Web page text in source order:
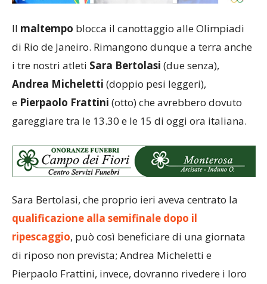
Il maltempo blocca il canottaggio alle Olimpiadi
di Rio de Janeiro. Rimangono dunque a terra anche
i tre nostri atleti Sara Bertolasi (due senza),
Andrea Micheletti (doppio pesi leggeri),
e Pierpaolo Frattini (otto) che avrebbero dovuto
gareggiare tra le 13.30 e le 15 di oggi ora italiana.
Sara Bertolasi, che proprio ieri aveva centrato la
qualificazione alla semifinale dopo il
ripescaggio, può così beneficiare di una giornata
di riposo non prevista; Andrea Micheletti e
Pierpaolo Frattini, invece, dovranno rivedere i loro